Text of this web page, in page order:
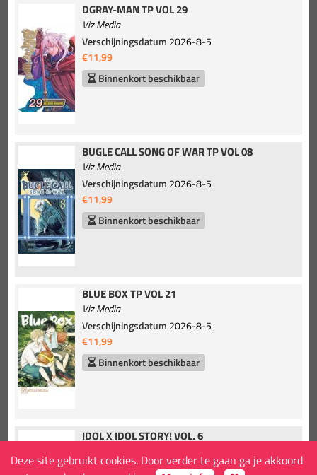
Deze site gebruikt cookies. Door verder te gaan ga je akkoord
DGRAY-MAN TP VOL 29
Viz Media
Verschijningsdatum 2026-8-5
€11,99
Binnenkort beschikbaar
BUGLE CALL SONG OF WAR TP VOL 08
Viz Media
Verschijningsdatum 2026-8-5
€11,99
Binnenkort beschikbaar
BLUE BOX TP VOL 21
Viz Media
Verschijningsdatum 2026-8-5
€11,99
Binnenkort beschikbaar
IDOL X IDOL STORY! VOL. 6
Verschijningsdatum2026-8-4